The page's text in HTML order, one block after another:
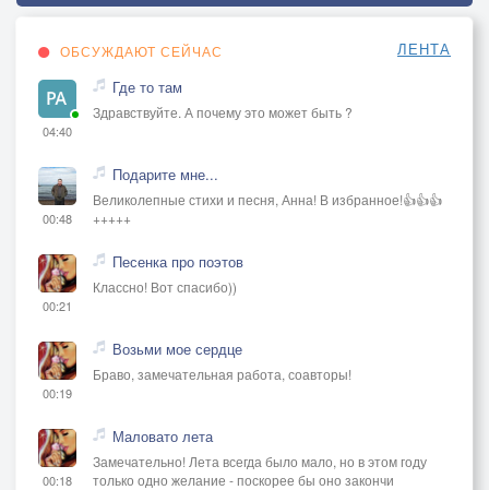
ОБСУЖДАЮТ СЕЙЧАС ЛЕНТА
04:40
Где то там
Здравствуйте. А почему это может быть ?
00:48
Подарите мне...
Великолепные стихи и песня, Анна! В избранное!👍👍👍
+++++
00:21
Песенка про поэтов
Классно! Вот спасибо))
00:19
Возьми мое сердце
Браво, замечательная работа, соавторы!
00:18
Маловато лета
Замечательно! Лета всегда было мало, но в этом году
только одно желание - поскорее бы оно закончи